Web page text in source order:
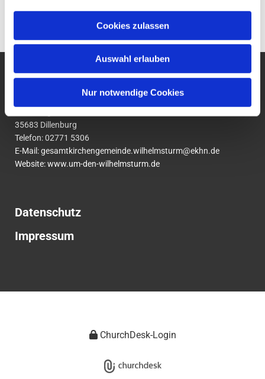
Cookies zulassen
Auswahl erlauben
Nur notwendige Cookies
um den Wilhelmsturm
35683 Dillenburg
Telefon:02771 5306
E-Mail:gesamtkirchengemeinde.wilhelmsturm@ekhn.de
Website: www.um-den-wilhelmsturm.de
Datenschutz
Impressum
ChurchDesk-Login